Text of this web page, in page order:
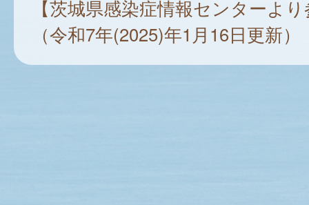
【茨城県感染症情報センターよ
（令和7年(2025)年1月16日更新）